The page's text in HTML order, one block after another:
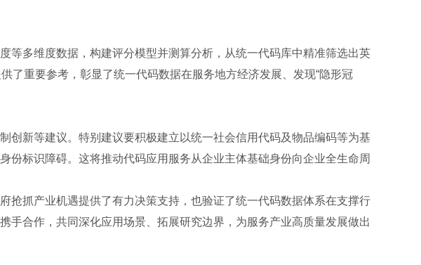
等多维度数据，构建评分模型并测算分析，从统一代码库中精准筛选出英
了重要参考，彰显了统一代码数据在服务地方经济发展、发现“隐形冠
创新等建议。特别建议要积极建立以统一社会信用代码及物品编码等为基
标识障碍。这将推动代码应用服务从企业主体基础身份向企业全生命周
抢抓产业机遇提供了有力决策支持，也验证了统一代码数据体系在支撑行
手合作，共同深化应用场景、拓展研究边界，为服务产业高质量发展做出